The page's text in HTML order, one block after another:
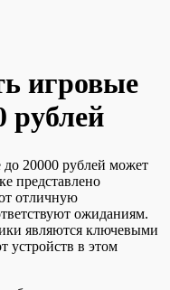
игровые
рублей
20000 рублей может
представлено
отличную
ожиданиям.
являются ключевыми
устройств в этом